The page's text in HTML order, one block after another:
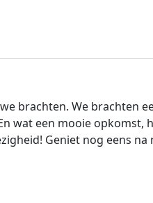
brachten. We brachten
wat een mooie
Geniet nog eens